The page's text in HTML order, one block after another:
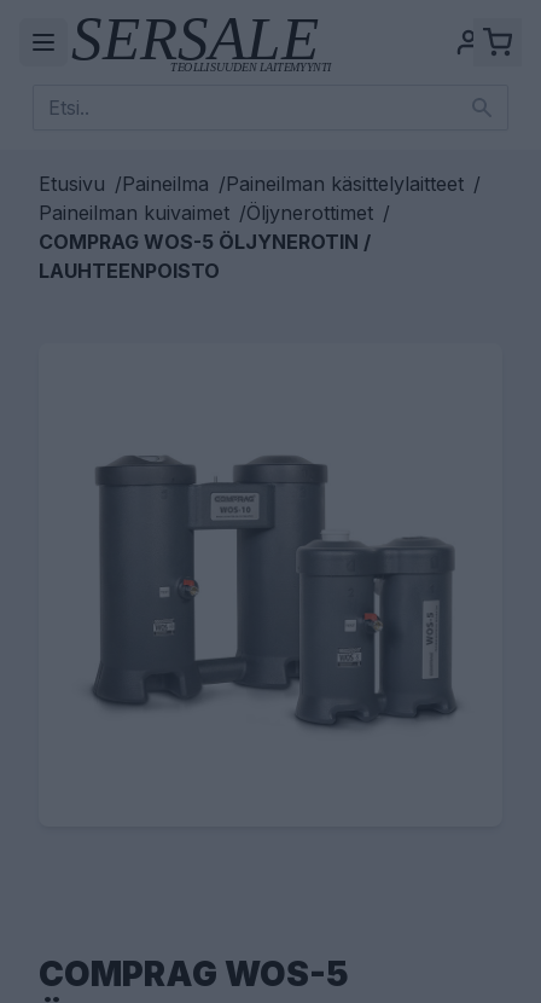
Etusivu /Paineilma /Paineilman käsittelylaitteet /
Paineilman kuivaimet /Öljynerottimet /
COMPRAG WOS-5 ÖLJYNEROTIN /
LAUHTEENPOISTO
COMPRAG WOS-5